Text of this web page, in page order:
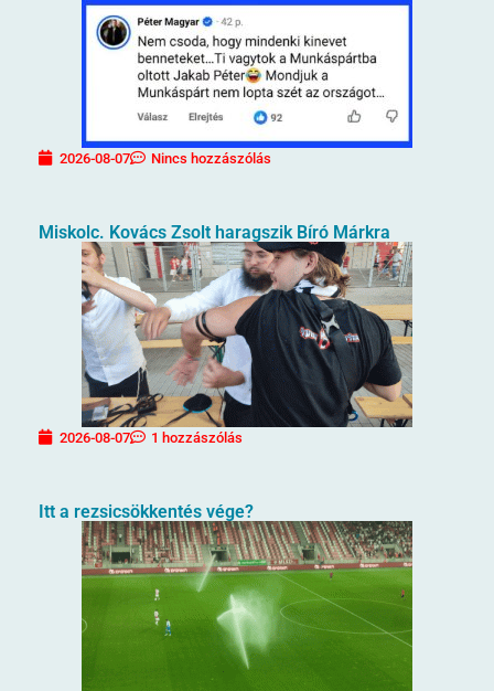
2026-08-07 Nincs hozzászólás
Miskolc. Kovács Zsolt haragszik Bíró Márkra
2026-08-07 1 hozzászólás
Itt a rezsicsökkentés vége?